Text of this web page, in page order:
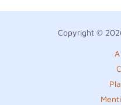
Copyright ©